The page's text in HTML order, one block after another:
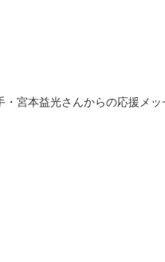
宮本益光さんからの応援メッ